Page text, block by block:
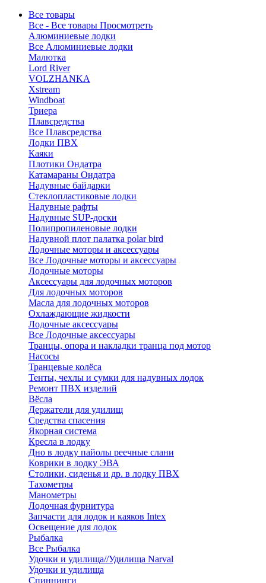
Все товары
Все - Все товары Просмотреть
Алюминиевые лодки
Все Алюминиевые лодки
Малютка
Lord River
VOLZHANKA
Xstream
Windboat
Триера
Плавсредства
Все Плавсредства
Лодки ПВХ
Каяки
Плотики Ондатра
Катамараны Ондатра
Надувные байдарки
Стеклопластиковые лодки
Надувные рафты
Надувные SUP-доски
Полипропиленовые лодки
Надувной плот палатка polar bird
Лодочные моторы и аксессуары
Все Лодочные моторы и аксессуары
Лодочные моторы
Аксессуары для лодочных моторов
Для лодочных моторов
Масла для лодочных моторов
Охлаждающие жидкости
Лодочные аксессуары
Все Лодочные аксессуары
Транцы, опора и накладки транца под мотор
Насосы
Транцевые колёса
Тенты, чехлы и сумки для надувных лодок
Ремонт ПВХ изделий
Вёсла
Держатели для удилищ
Средства спасения
Якорная система
Кресла в лодку
Дно в лодку пайолы реечные слани
Коврики в лодку ЭВА
Столики, сиденья и др. в лодку ПВХ
Тахометры
Манометры
Лодочная фурнитура
Запчасти для лодок и каяков Intex
Освещение для лодок
Рыбалка
Все Рыбалка
Удочки и удилища//Удилища Narval
Удочки и удилища
Спиннинги